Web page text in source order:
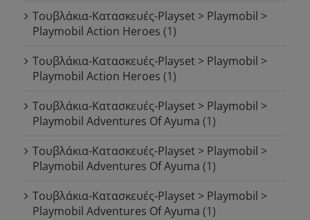
Τουβλάκια-Κατασκευές-Playset > Playmobil >
Playmobil Action Heroes (1)
Τουβλάκια-Κατασκευές-Playset > Playmobil >
Playmobil Action Heroes (1)
Τουβλάκια-Κατασκευές-Playset > Playmobil >
Playmobil Adventures Of Ayuma (1)
Τουβλάκια-Κατασκευές-Playset > Playmobil >
Playmobil Adventures Of Ayuma (1)
Τουβλάκια-Κατασκευές-Playset > Playmobil >
Playmobil Adventures Of Ayuma (1)